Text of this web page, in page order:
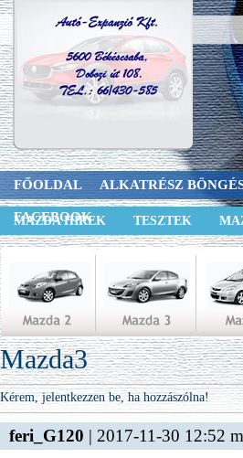
FŐOLDAL ALKATRÉSZ
FACEBOOK
MAZDA HÍREK TESZTEK
Mazda3
Kérem, jelentkezzen be, ha hozzászólna!
feri_G120 | 2017-11-30 12:52